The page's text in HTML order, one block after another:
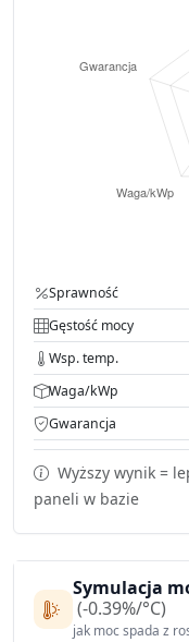
Sprawność
Gęstość mocy
Wsp. temp.
Waga/kWp
Gwarancja
Wyższy wynik =
paneli w bazie
Symulacja
(-0.39%/°C)
jak moc spada z